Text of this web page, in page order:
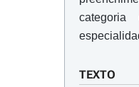
TEXTO